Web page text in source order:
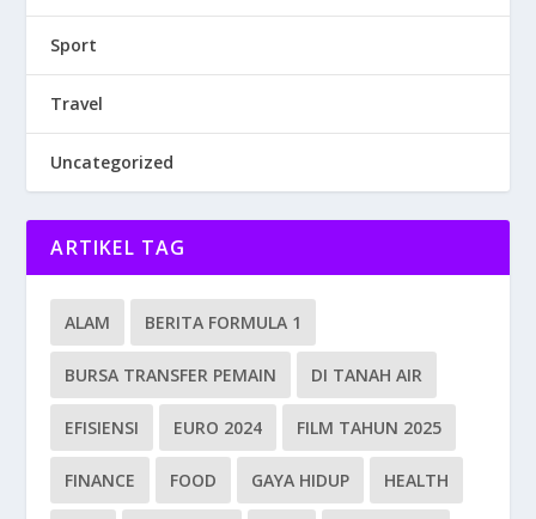
Sport
Travel
Uncategorized
ARTIKEL TAG
ALAM BERITA FORMULA 1
BURSA TRANSFER PEMAIN DI TANAH AIR
EFISIENSI EURO 2024 FILM TAHUN 2025
FINANCE FOOD GAYA HIDUP HEALTH